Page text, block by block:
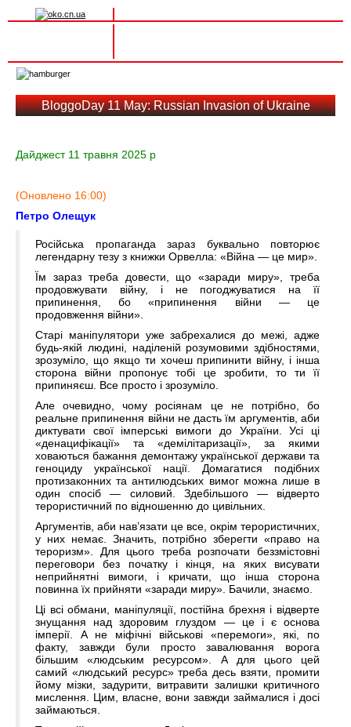
navigation
BloggoDay 11 May: Russian Invasion of Ukraine
Дайджест 11 травня 2025 р
(Оновлено 16:00)
Петро Олещук
Російська пропаганда зараз буквально повторює
легендарну тезу з книжки Орвелла: «Війна — це мир».
Їм зараз треба довести, що «заради миру», треба
продовжувати війну, і не погоджуватися на її
припинення, бо «припинення війни — це
продовження війни».
Старі маніпулятори уже забрехалися до межі, адже
будь-якій людині, наділеній розумовими здібностями,
зрозуміло, що якщо ти хочеш припинити війну, і інша
сторона війни пропонує тобі це зробити, то ти її
припиняєш. Все просто і зрозуміло.
Але очевидно, чому росіянам це не потрібно, бо
реальне припинення війни не дасть їм аргументів, аби
диктувати свої імперські вимоги до України. Усі ці
«денацифікації» та «демілітаризації», за якими
ховаються бажання демонтажу української держави та
геноциду української нації. Домагатися подібних
протизаконних та антилюдських вимог можна лише в
один спосіб — силовий. Здебільшого — відверто
терористичний по відношенню до цивільних.
Аргументів, аби нав’язати це все, окрім терористичних,
у них немає. Значить, потрібно зберегти «право на
тероризм». Для цього треба розпочати беззмістовні
переговори без початку і кінця, на яких висувати
неприйнятні вимоги, і кричати, що інша сторона
повинна їх прийняти «заради миру». Бачили, знаємо.
Ці всі обмани, маніпуляції, постійна брехня і відверте
знущання над здоровим глуздом — це і є основа
імперії. А не міфічні військові «перемоги», які, по
факту, завжди були просто завалювання ворога
більшим «людським ресурсом». А для цього цей
самий «людський ресурс» треба десь взяти, промити
йому мізки, задурити, витравити залишки критичного
мислення. Цим, власне, вони завжди займалися і досі
займаються.